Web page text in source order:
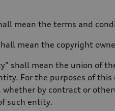
mean the terms and
mean the copyright
shall mean the union of
For the purposes of
whether by contract or
such entity.